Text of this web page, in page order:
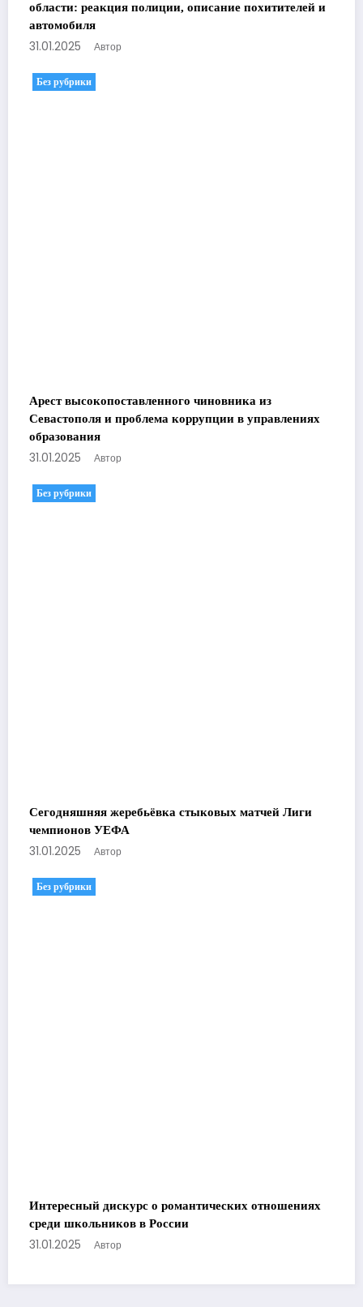
области: реакция полиции, описание похитителей и
автомобиля
31.01.2025 Автор
Без рубрики
Арест высокопоставленного чиновника из
Севастополя и проблема коррупции в управлениях
образования
31.01.2025 Автор
Без рубрики
Сегодняшняя жеребьёвка стыковых матчей Лиги
чемпионов УЕФА
31.01.2025 Автор
Без рубрики
Интересный дискурс о романтических отношениях
среди школьников в России
31.01.2025 Автор